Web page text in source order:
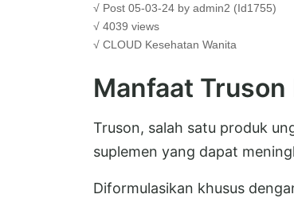
√ Post 05-03-24 by admin2 (Id1755)
√ 4039 views
√ CLOUD Kesehatan Wanita
Manfaat Truson
Truson, salah satu produk
suplemen yang dapat
Diformulasikan khusus